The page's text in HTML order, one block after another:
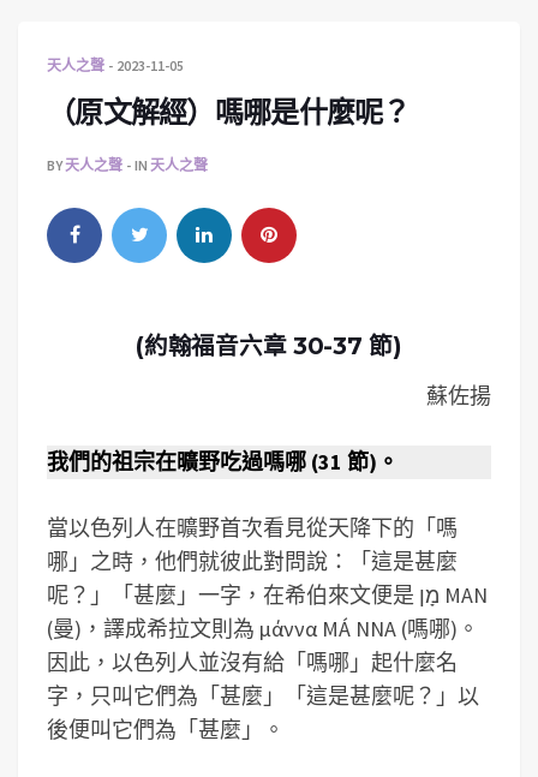
天人之聲 2023-11-05
（原文解經）嗎哪是什麼呢？
BY天人之聲 IN 天人之聲
(約翰福音六章 30-37 節)
蘇佐揚
我們的祖宗在曠野吃過嗎哪 (31 節)。
當以色列人在曠野首次看見從天降下的「嗎
哪」之時，他們就彼此對問說：「這是甚麼
呢？」「甚麼」一字，在希伯來文便是 מָן MAN
(曼)，譯成希拉文則為 μάννα MÁ NNA (嗎哪)。
因此，以色列人並沒有給「嗎哪」起什麼名
字，只叫它們為「甚麼」「這是甚麼呢？」以
後便叫它們為「甚麼」。